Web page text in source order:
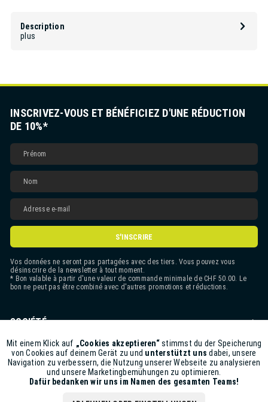
Description
plus
INSCRIVEZ-VOUS ET BÉNÉFICIEZ D'UNE RÉDUCTION
DE 10%*
S'INSCRIRE
Vos données ne seront pas partagées avec des tiers. Vous pouvez vous
désinscrire de la newsletter à tout moment.
* Bon valable à partir d'une valeur de commande minimale de CHF 50.00. Le
bon ne peut pas être combiné avec d'autres promotions et réductions.
SOCIÉTÉ
CONTACT
ASSISTANCE BOUTIQUE
INFORMATIONS
Funktionale Aktiv
Marketing Inaktiv
Mit einem Klick auf „Cookies akzeptieren“stimmst du der Speicherung
von Cookies auf deinem Gerät zu und unterstützt uns dabei, unsere
Navigation zu verbessern, die Nutzung unserer Webseite zu analysieren
und unsere Marketingbemühungen zu optimieren.
Dafür bedanken wir uns im Namen des gesamten Teams!